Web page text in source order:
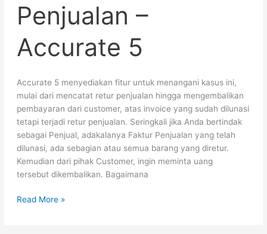
Penjualan –
Accurate 5
Accurate 5 menyediakan fitur untuk menangani kasus ini,
mulai dari mencatat retur penjualan hingga mengembalikan
pembayaran dari customer, atas invoice yang sudah dilunasi
tetapi terjadi retur penjualan. Seringkali jika Anda bertindak
sebagai Penjual, adakalanya Faktur Penjualan yang telah
dilunasi, ada sebagian atau semua barang yang diretur.
Kemudian dari pihak Customer, ingin meminta uang
tersebut dikembalikan. Bagaimana
Read More »